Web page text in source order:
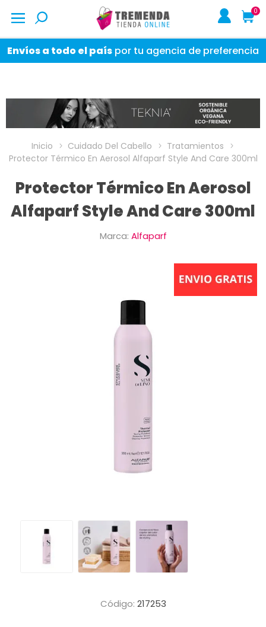
0
Envíos a todo el país por tu agencia de preferencia
Inicio Cuidado Del Cabello
Tratamientos
Protector Térmico En Aerosol Alfaparf Style And Care 300ml
Protector Térmico En Aerosol
Alfaparf Style And Care 300ml
Marca: Alfaparf
Código: 217253